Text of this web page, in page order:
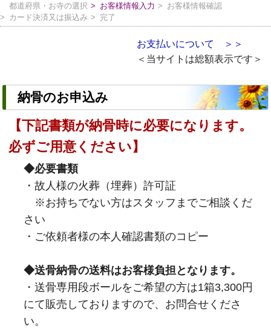
都道府県・お寺の選択 お客様情報入力
お客様情報確認
カード決済又は振込み
完了
お支払いについて ＞＞
＜当サイトは総額表示です＞
納骨のお申込み
【下記書類が納骨時に必要になります。
必ずご用意ください】
◆必要書類
・故人様の火葬（埋葬）許可証
※お持ちでない方はスタッフまでご相談くだ
さい
・ご依頼者様の本人確認書類のコピー
◆送骨納骨の送料はお客様負担となります。
・送骨専用段ボールをご希望の方は1箱3,300円
にて販売しておりますので、お問合せくださ
い。